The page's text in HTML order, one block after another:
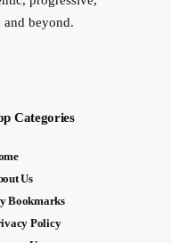
beyond.
Categories
Us
Bookmarks
Policy